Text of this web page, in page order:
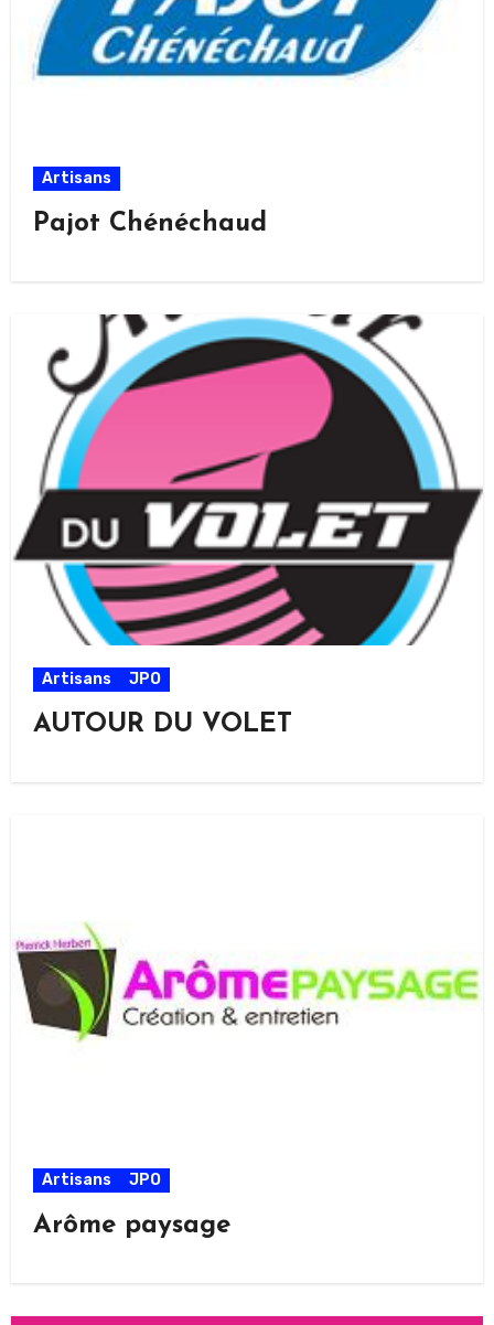
Artisans
Pajot Chénéchaud
Artisans JPO
AUTOUR DU VOLET
Artisans JPO
Arôme paysage